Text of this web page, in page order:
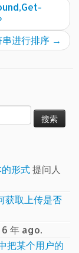
进行排序 →
形式提问人
取上传是否
6 年 ago.
把某个用户的